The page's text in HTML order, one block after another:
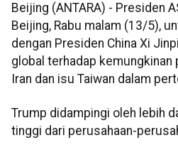
Beijing (ANTARA) - Presiden
Beijing, Rabu malam (13/5),
dengan Presiden China Xi
global terhadap kemungkinan
Iran dan isu Taiwan dalam
Trump didampingi oleh lebih
tinggi dari perusahaan-